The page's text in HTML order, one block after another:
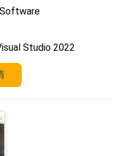
Studio 2022